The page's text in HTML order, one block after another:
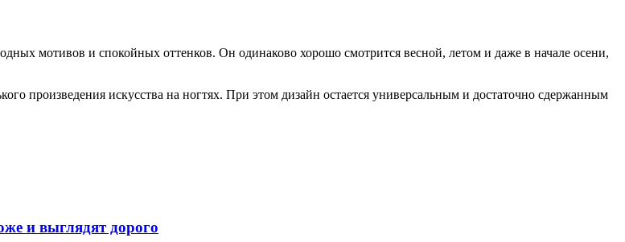
мотивов и спокойных оттенков. Он одинаково хорошо смотрится весной, летом и даже в начале осени,
произведения искусства на ногтях. При этом дизайн остается универсальным и достаточно сдержанным
и выглядят дорого